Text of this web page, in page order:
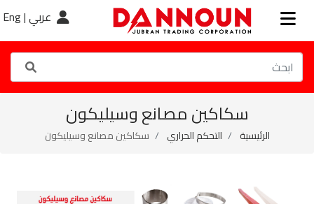
عربي |Eng
سكاكين مصانع وسيليكون
الرئيسية التحكم الحراري سكاكين مصانع وسيليكون